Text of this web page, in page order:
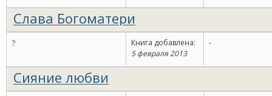
Слава Богоматери
?
Книга добавлена:
5 февраля 2013
-
Сияние любви